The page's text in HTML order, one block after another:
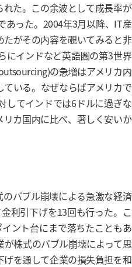
た。この余波として成長率が
あった。2004年3月以降、IT産
がその内容を覗いてみると非
にインドなど英語圏の第3世界
の急増はアメリカ内
いる。なぜならばアメリカで
してインドでは6ドルに過ぎな
カ国内に比べ、著しく安いか
バブル崩壊による急激な経済
利引下げを13回も行った。こ
ント台にまで落ちたこともあ
株式のバブル崩壊によって思
を通して企業の損失負担を和